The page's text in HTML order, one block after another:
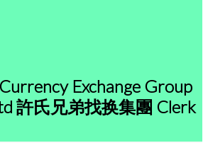
Exchange Group
許氏兄弟找换集團 Clerk